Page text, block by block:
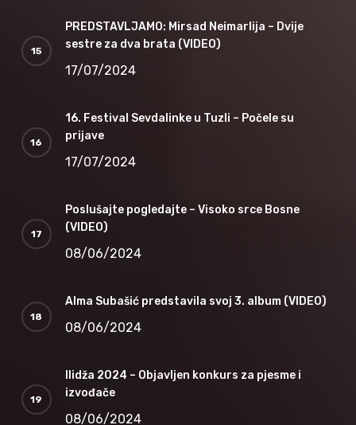
PREDSTAVLJAMO: Mirsad Neimarlija – Dvije
sestre za dva brata (VIDEO)
17/07/2024
16. Festival Sevdalinke u Tuzli – Počele su
prijave
17/07/2024
Poslušajte pogledajte – Visoko srce Bosne
(VIDEO)
08/06/2024
Alma Subašić predstavila svoj 3. album (VIDEO)
08/06/2024
Ilidža 2024 – Objavljen konkurs za pjesme i
izvođače
08/06/2024